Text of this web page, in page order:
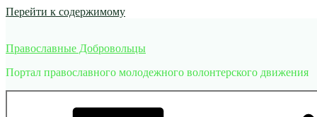
Перейти к содержимому
Православные Добровольцы
Портал православного молодежного волонтерского движения